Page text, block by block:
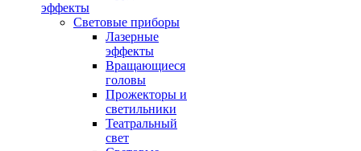
эффекты
Световые приборы
Лазерные
эффекты
Вращающиеся
головы
Прожекторы и
светильники
Театральный
свет